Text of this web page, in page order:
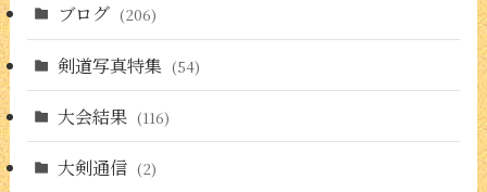
ブログ (206)
剣道写真特集 (54)
大会結果 (116)
大剣通信 (2)